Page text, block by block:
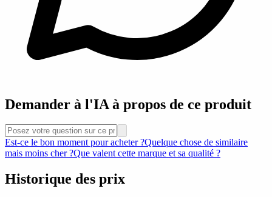
Demander à l'IA à propos de ce produit
Est-ce le bon moment pour acheter ?Quelque chose de similaire
mais moins cher ?Que valent cette marque et sa qualité ?
Historique des prix